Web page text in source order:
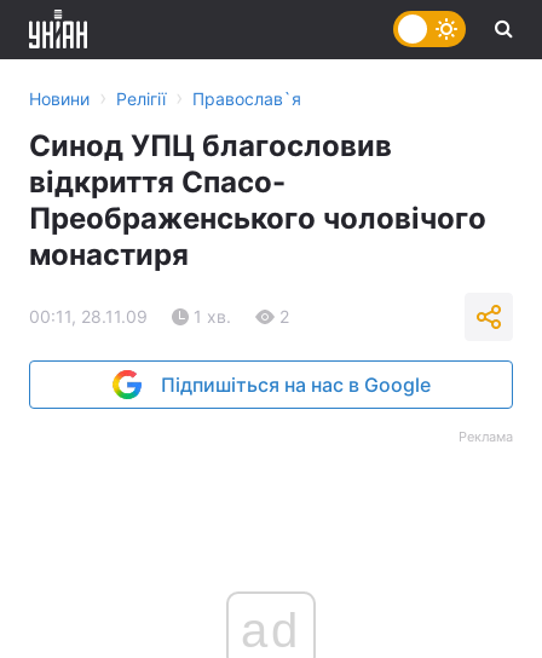
Новини › Релігії › Православ`я
Синод УПЦ благословив
відкриття Спасо-
Преображенського чоловічого
монастиря
00:11, 28.11.09 1 хв. 2
Підпишіться на нас в Google
Реклама
ad